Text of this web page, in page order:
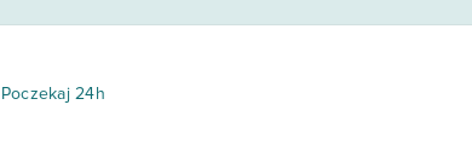
Poczekaj 24h